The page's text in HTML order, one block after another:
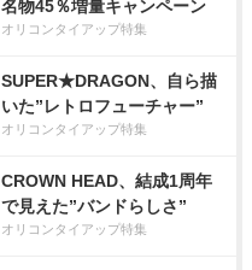
名物45％増量キャンペーン
オリコンタイアップ特集
SUPER★DRAGON、自ら描
いた”レトロフューチャー”
オリコンタイアップ特集
CROWN HEAD、結成1周年
で見えた”バンドらしさ”
オリコンタイアップ特集